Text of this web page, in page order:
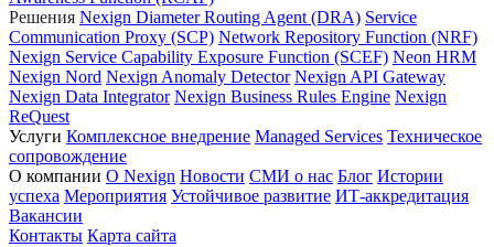
Решения Nexign Diameter Routing Agent (DRA) Service
Communication Proxy (SCP) Network Repository Function (NRF)
Nexign Service Capability Exposure Function (SCEF) Neon HRM
Nexign Nord Nexign Anomaly Detector Nexign API Gateway
Nexign Data Integrator Nexign Business Rules Engine Nexign
ReQuest
Услуги Комплексное внедрение Managed Services Техническое
сопровождение
О компании О Nexign Новости СМИ о нас Блог Истории
успеха Мероприятия Устойчивое развитие ИТ-аккредитация
Вакансии
Контакты Карта сайта